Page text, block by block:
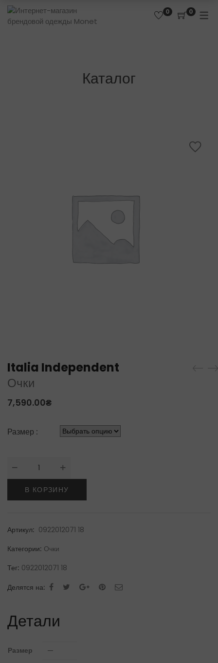
0 0
Каталог
Italia Independent
Очки
7,590.00₴
Размер :
Количество
товара
Italia
IndependentОчки
В КОРЗИНУ
Артикул: 0922012071 18
Категории: Очки
Тег: 0922012071 18
Делятся на:
Детали
Размер —